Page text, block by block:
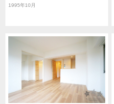
1995年10月